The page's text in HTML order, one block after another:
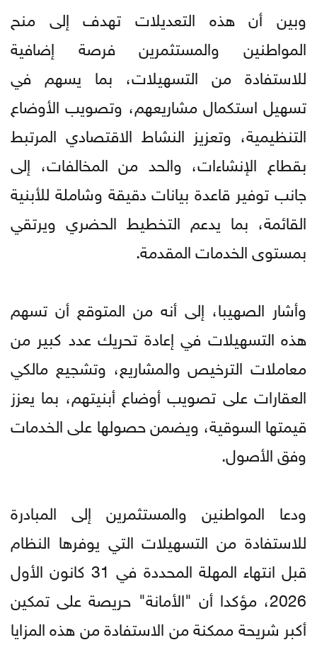
وبين أن هذه التعديلات تهدف إلى منح
المواطنين والمستثمرين فرصة إضافية
للاستفادة من التسهيلات، بما يسهم في
تسهيل استكمال مشاريعهم، وتصويب الأوضاع
التنظيمية، وتعزيز النشاط الاقتصادي المرتبط
بقطاع الإنشاءات، والحد من المخالفات، إلى
جانب توفير قاعدة بيانات دقيقة وشاملة للأبنية
القائمة، بما يدعم التخطيط الحضري ويرتقي
بمستوى الخدمات المقدمة.
وأشار الصهيبا، إلى أنه من المتوقع أن تسهم
هذه التسهيلات في إعادة تحريك عدد كبير من
معاملات الترخيص والمشاريع، وتشجيع مالكي
العقارات على تصويب أوضاع أبنيتهم، بما يعزز
قيمتها السوقية، ويضمن حصولها على الخدمات
وفق الأصول.
ودعا المواطنين والمستثمرين إلى المبادرة
للاستفادة من التسهيلات التي يوفرها النظام
قبل انتهاء المهلة المحددة في 31 كانون الأول
2026، مؤكدا أن "الأمانة" حريصة على تمكين
أكبر شريحة ممكنة من الاستفادة من هذه المزايا